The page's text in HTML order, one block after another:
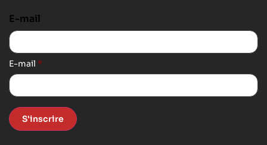
E-mail
E-mail *
S'inscrire